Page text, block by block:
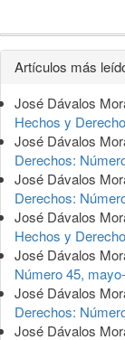
Detalles
del
artículo
Artículos más
José Dávalos
Hechos y
José Dávalos
Derechos:
José Dávalos
Derechos:
José Dávalos
Hechos y
José Dávalos
Número 45,
José Dávalos
Derechos:
José Dávalos